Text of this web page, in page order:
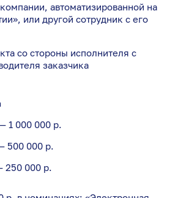
автоматизированной на
или другой сотрудник с его
со стороны исполнителя с
заказчика
1 000 000 р.
500 000 р.
250 000 р.